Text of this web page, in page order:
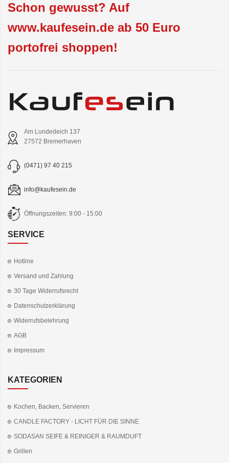
Schon gewusst? Auf
www.kaufesein.de ab 50 Euro
portofrei shoppen!
Am Lundedeich 137
27572 Bremerhaven
(0471) 97 40 215
info@kaufesein.de
Öffnungszeiten: 9:00 - 15:00
SERVICE
Hotline
Versand und Zahlung
30 Tage Widerrufsrecht
Datenschutzerklärung
Widerrufsbelehrung
AGB
Impressum
KATEGORIEN
Kochen, Backen, Servieren
CANDLE FACTORY - LICHT FÜR DIE SINNE
SODASAN SEIFE & REINIGER & RAUMDUFT
Grillen